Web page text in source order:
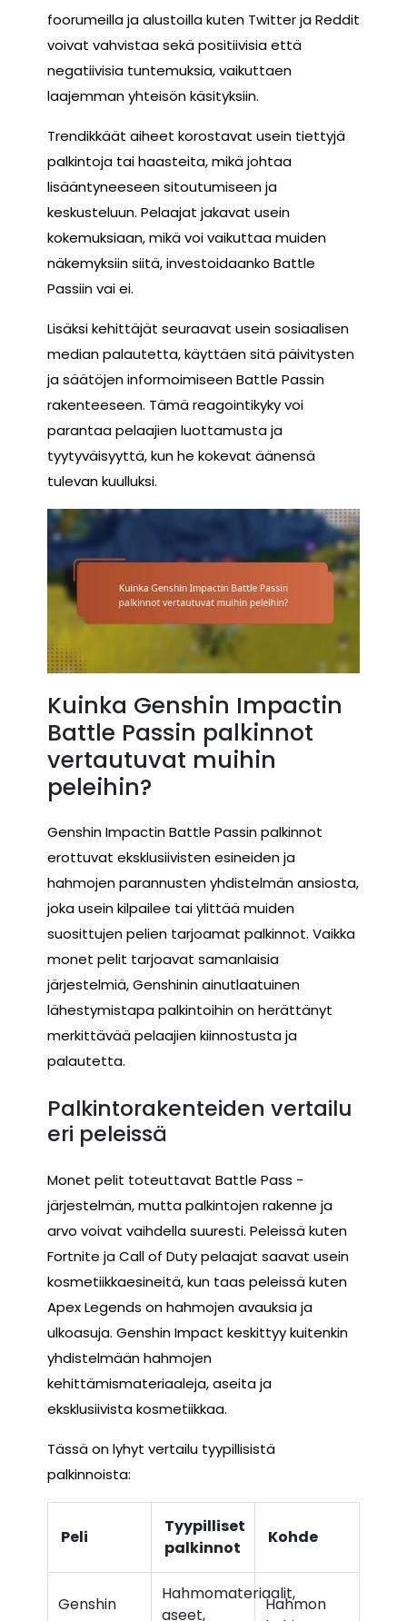
foorumeilla ja alustoilla kuten Twitter ja Reddit
voivat vahvistaa sekä positiivisia että
negatiivisia tuntemuksia, vaikuttaen
laajemman yhteisön käsityksiin.
Trendikkäät aiheet korostavat usein tiettyjä
palkintoja tai haasteita, mikä johtaa
lisääntyneeseen sitoutumiseen ja
keskusteluun. Pelaajat jakavat usein
kokemuksiaan, mikä voi vaikuttaa muiden
näkemyksiin siitä, investoidaanko Battle
Passiin vai ei.
Lisäksi kehittäjät seuraavat usein sosiaalisen
median palautetta, käyttäen sitä päivitysten
ja säätöjen informoimiseen Battle Passin
rakenteeseen. Tämä reagointikyky voi
parantaa pelaajien luottamusta ja
tyytyväisyyttä, kun he kokevat äänensä
tulevan kuulluksi.
Kuinka Genshin Impactin
Battle Passin palkinnot
vertautuvat muihin
peleihin?
Genshin Impactin Battle Passin palkinnot
erottuvat eksklusiivisten esineiden ja
hahmojen parannusten yhdistelmän ansiosta,
joka usein kilpailee tai ylittää muiden
suosittujen pelien tarjoamat palkinnot. Vaikka
monet pelit tarjoavat samanlaisia
järjestelmiä, Genshinin ainutlaatuinen
lähestymistapa palkintoihin on herättänyt
merkittävää pelaajien kiinnostusta ja
palautetta.
Palkintorakenteiden vertailu
eri peleissä
Monet pelit toteuttavat Battle Pass -
järjestelmän, mutta palkintojen rakenne ja
arvo voivat vaihdella suuresti. Peleissä kuten
Fortnite ja Call of Duty pelaajat saavat usein
kosmetiikkaesineitä, kun taas peleissä kuten
Apex Legends on hahmojen avauksia ja
ulkoasuja. Genshin Impact keskittyy kuitenkin
yhdistelmään hahmojen
kehittämismateriaaleja, aseita ja
eksklusiivista kosmetiikkaa.
Tässä on lyhyt vertailu tyypillisistä
palkinnoista:
Peli
Tyypilliset
palkinnot
Kohde
Genshin
Hahmomateriaalit,
aseet,
Hahmon